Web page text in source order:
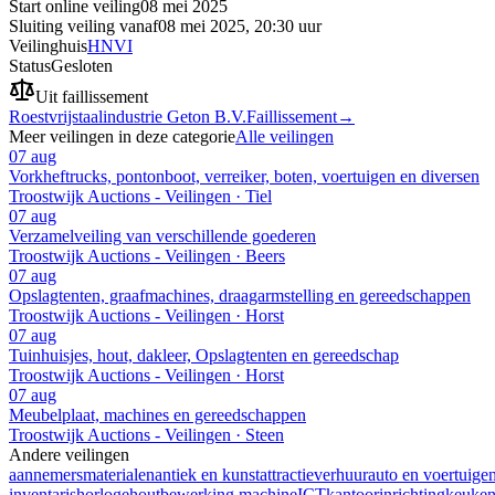
Start online veiling08 mei 2025
Sluiting veiling vanaf08 mei 2025, 20:30 uur
VeilinghuisHNVI
StatusGesloten
Uit faillissement
Roestvrijstaalindustrie Geton B.V.Faillissement→
Meer veilingen in deze categorieAlle veilingen
07 aug
Vorkheftrucks, pontonboot, verreiker, boten, voertuigen en diversen
Troostwijk Auctions - Veilingen · Tiel
07 aug
Verzamelveiling van verschillende goederen
Troostwijk Auctions - Veilingen · Beers
07 aug
Opslagtenten, graafmachines, draagarmstelling en gereedschappen
Troostwijk Auctions - Veilingen · Horst
07 aug
Tuinhuisjes, hout, dakleer, Opslagtenten en gereedschap
Troostwijk Auctions - Veilingen · Horst
07 aug
Meubelplaat, machines en gereedschappen
Troostwijk Auctions - Veilingen · Steen
Andere veilingen
aannemersmaterialenantiek en kunstattractieverhuurauto en